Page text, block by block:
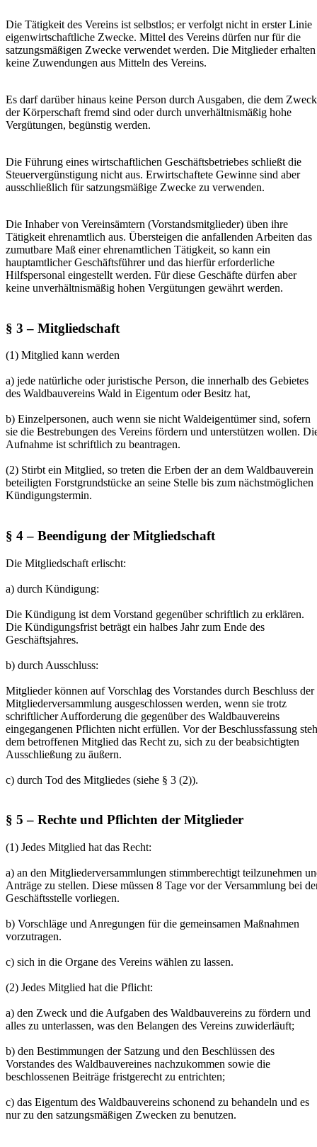
Die Tätigkeit des Vereins ist selbstlos; er verfolgt nicht in erster Linie
eigenwirtschaftliche Zwecke. Mittel des Vereins dürfen nur für die
satzungsmäßigen Zwecke verwendet werden. Die Mitglieder erhalten
keine Zuwendungen aus Mitteln des Vereins.
Es darf darüber hinaus keine Person durch Ausgaben, die dem Zweck
der Körperschaft fremd sind oder durch unverhältnismäßig hohe
Vergütungen, begünstig werden.
Die Führung eines wirtschaftlichen Geschäftsbetriebes schließt die
Steuervergünstigung nicht aus. Erwirtschaftete Gewinne sind aber
ausschließlich für satzungsmäßige Zwecke zu verwenden.
Die Inhaber von Vereinsämtern (Vorstandsmitglieder) üben ihre
Tätigkeit ehrenamtlich aus. Übersteigen die anfallenden Arbeiten das
zumutbare Maß einer ehrenamtlichen Tätigkeit, so kann ein
hauptamtlicher Geschäftsführer und das hierfür erforderliche
Hilfspersonal eingestellt werden. Für diese Geschäfte dürfen aber
keine unverhältnismäßig hohen Vergütungen gewährt werden.
§ 3 – Mitgliedschaft
(1) Mitglied kann werden
a) jede natürliche oder juristische Person, die innerhalb des Gebietes
des Waldbauvereins Wald in Eigentum oder Besitz hat,
b) Einzelpersonen, auch wenn sie nicht Waldeigentümer sind, sofern
sie die Bestrebungen des Vereins fördern und unterstützen wollen.
Aufnahme ist schriftlich zu beantragen.
(2) Stirbt ein Mitglied, so treten die Erben der an dem Waldbauverein
beteiligten Forstgrundstücke an seine Stelle bis zum nächstmöglichen
Kündigungstermin.
§ 4 – Beendigung der Mitgliedschaft
Die Mitgliedschaft erlischt:
a) durch Kündigung:
Die Kündigung ist dem Vorstand gegenüber schriftlich zu erklären.
Die Kündigungsfrist beträgt ein halbes Jahr zum Ende des
Geschäftsjahres.
b) durch Ausschluss:
Mitglieder können auf Vorschlag des Vorstandes durch Beschluss der
Mitgliederversammlung ausgeschlossen werden, wenn sie trotz
schriftlicher Aufforderung die gegenüber des Waldbauvereins
eingegangenen Pflichten nicht erfüllen. Vor der Beschlussfassung
dem betroffenen Mitglied das Recht zu, sich zu der beabsichtigten
Ausschließung zu äußern.
c) durch Tod des Mitgliedes (siehe § 3 (2)).
§ 5 – Rechte und Pflichten der Mitglieder
(1) Jedes Mitglied hat das Recht:
a) an den Mitgliederversammlungen stimmberechtigt teilzunehmen
Anträge zu stellen. Diese müssen 8 Tage vor der Versammlung bei
Geschäftsstelle vorliegen.
b) Vorschläge und Anregungen für die gemeinsamen Maßnahmen
vorzutragen.
c) sich in die Organe des Vereins wählen zu lassen.
(2) Jedes Mitglied hat die Pflicht:
a) den Zweck und die Aufgaben des Waldbauvereins zu fördern und
alles zu unterlassen, was den Belangen des Vereins zuwiderläuft;
b) den Bestimmungen der Satzung und den Beschlüssen des
Vorstandes des Waldbauvereines nachzukommen sowie die
beschlossenen Beiträge fristgerecht zu entrichten;
c) das Eigentum des Waldbauvereins schonend zu behandeln und es
nur zu den satzungsmäßigen Zwecken zu benutzen.